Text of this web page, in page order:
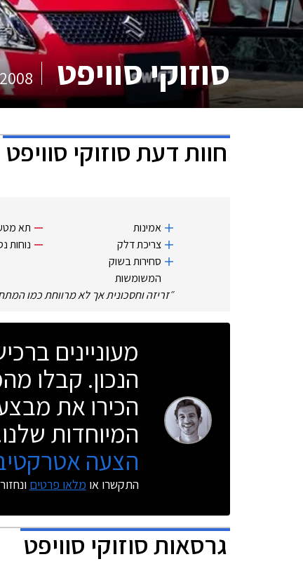
סוזוקי סוויפט
חוות דעתסוזוקי סוויפט
אמינות
צריכת דלק
סחירות בשוק
המשומשות
תא
נוחות
״זריזה וחסכונית אך לא מרווחת כמו
מעוניינים
הנכון. קבלו
הכירו את
המיוחדות
הצעה
התקשרו או מלאו פרטים
גרסאותסוזוקי סוויפט